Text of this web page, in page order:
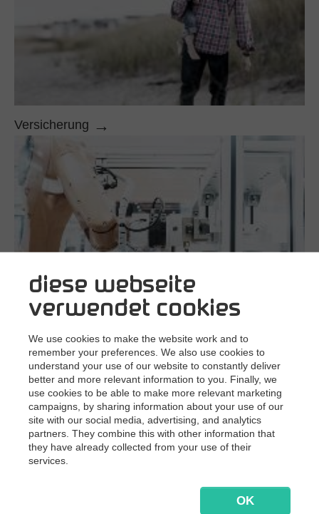
diese webseite
verwendet cookies
We use cookies to make the website work and to
remember your preferences. We also use cookies to
understand your use of our website to constantly deliver
better and more relevant information to you. Finally, we
use cookies to be able to make more relevant marketing
campaigns, by sharing information about your use of our
site with our social media, advertising, and analytics
partners. They combine this with other information that
they have already collected from your use of their
services.
OK
Versicherung
Produktion